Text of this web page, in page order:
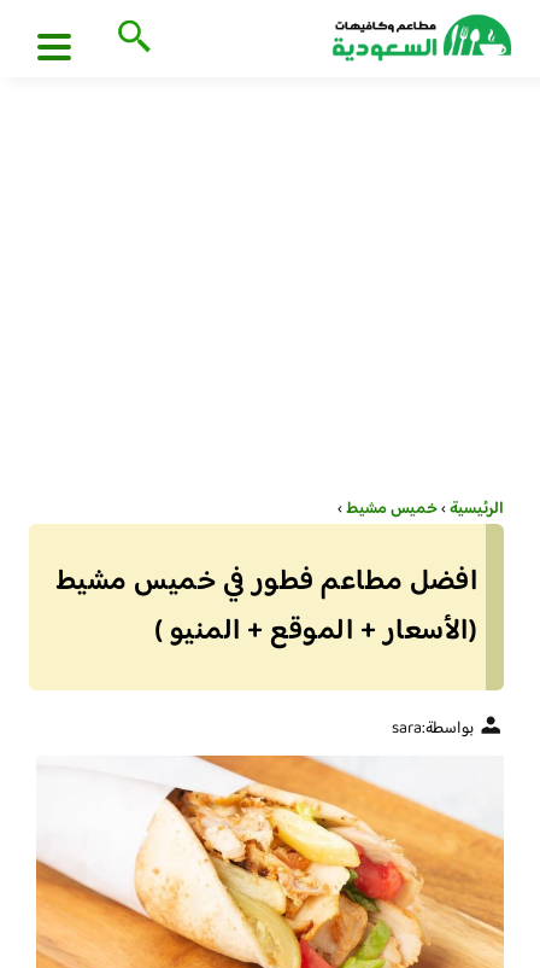
الرئيسية›خميس مشيط›
افضل مطاعم فطور في خميس مشيط
(الأسعار + الموقع + المنيو )
بواسطة:sara